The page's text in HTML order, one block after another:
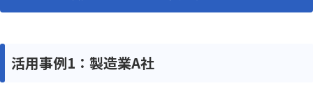
活用事例1：製造業A社